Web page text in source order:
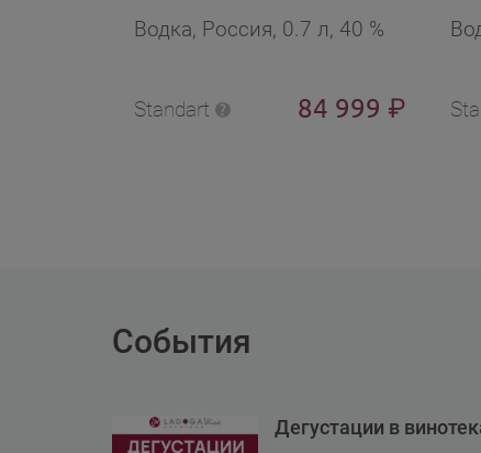
упаковке
Водка, Россия, 0.7 л, 40 %
Standart 84 999 ₽
у
События
Дегустации в